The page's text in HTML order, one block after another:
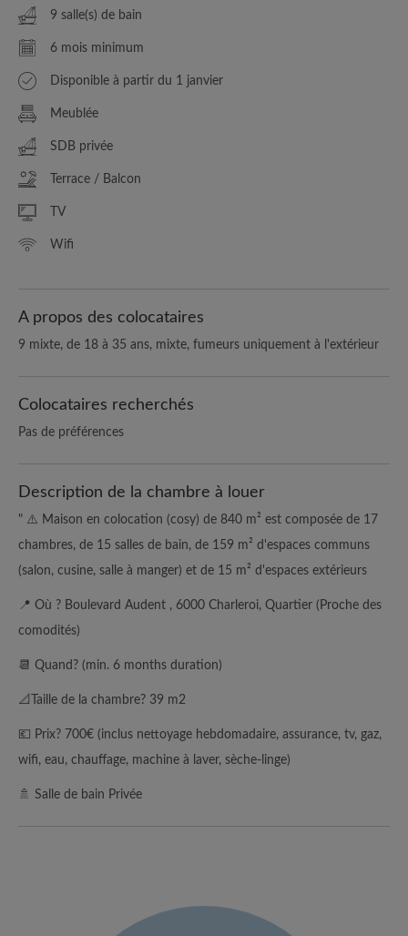
9 salle(s) de bain
6 mois minimum
Disponible à partir du 1 janvier
Meublée
SDB privée
Terrace / Balcon
TV
Wifi
A propos des colocataires
9 mixte, de 18 à 35 ans, mixte, fumeurs uniquement à l'extérieur
Colocataires recherchés
Pas de préférences
Description de la chambre à louer
" ⚠️ Maison en colocation (cosy) de 840 m² est composée de 17
chambres, de 15 salles de bain, de 159 m² d'espaces communs
(salon, cusine, salle à manger) et de 15 m² d'espaces extérieurs
📍 Où ? Boulevard Audent , 6000 Charleroi, Quartier (Proche des
comodités)
📆 Quand? (min. 6 months duration)
📐Taille de la chambre? 39 m2
💶 Prix? 700€ (inclus nettoyage hebdomadaire, assurance, tv, gaz,
wifi, eau, chauffage, machine à laver, sèche-linge)
🚿 Salle de bain Privée